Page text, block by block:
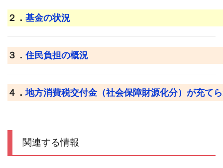
２． 基金の状況
３．住民負担の概況
４．地方消費税交付金（社会保障財源化分）が充て
関連する情報